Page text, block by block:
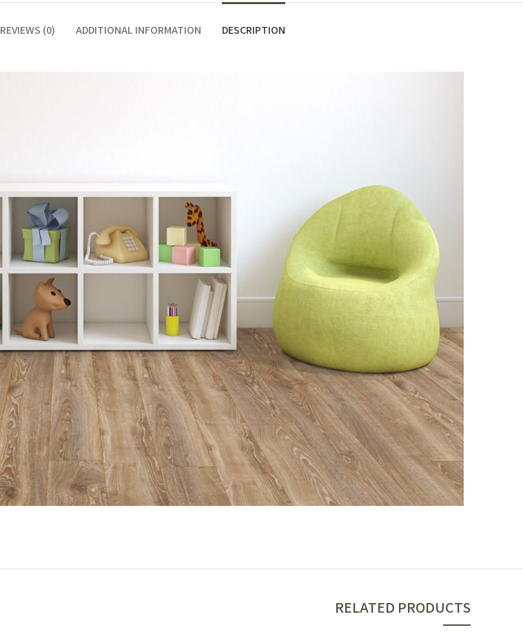
DESCRIPTION
ADDITIONAL INFORMATION
REVIEWS (0)
RELATED PRODUCTS